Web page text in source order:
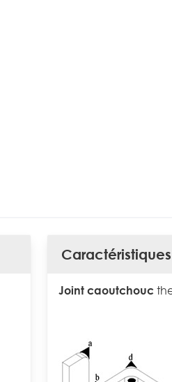
Joint caoutchouc